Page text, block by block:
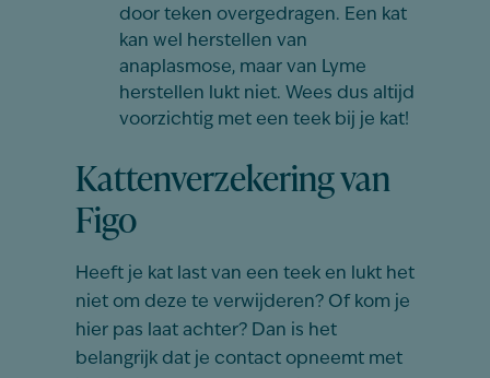
door teken overgedragen. Een kat
kan wel herstellen van
anaplasmose, maar van Lyme
herstellen lukt niet. Wees dus altijd
voorzichtig met een teek bij je kat!
Kattenverzekering van
Figo
Heeft je kat last van een teek en lukt het
niet om deze te verwijderen? Of kom je
hier pas laat achter? Dan is het
belangrijk dat je contact opneemt met